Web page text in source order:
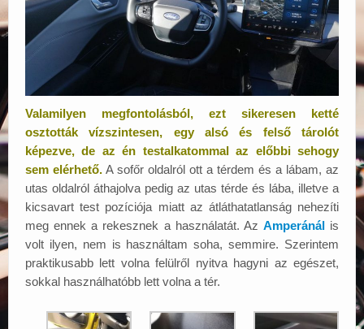
Valamilyen megfontolásból, ezt sikeresen ketté
osztották vízszintesen, egy alsó és felső tárolót
képezve, de az én testalkatommal az előbbi sehogy
sem elérhető. A sofőr oldalról ott a térdem és a lábam, az
utas oldalról áthajolva pedig az utas térde és lába, illetve a
kicsavart test pozíciója miatt az átláthatatlanság nehezíti
meg ennek a rekesznek a használatát. Az Amperánális
volt ilyen, nem is használtam soha, semmire. Szerintem
praktikusabb lett volna felülről nyitva hagyni az egészet,
sokkal használhatóbb lett volna a tér.